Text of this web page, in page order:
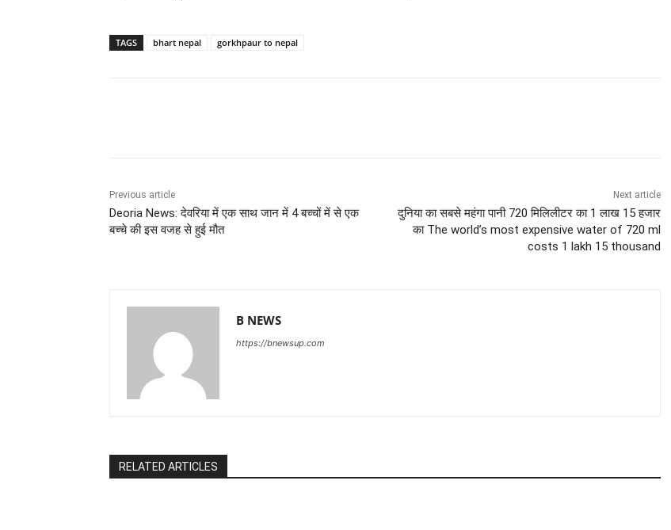
TAGS bhart nepal gorkhpaur to nepal
Previous article
Deoria News: देवरिया में एक साथ जान में 4 बच्चों में से एक
बच्चे की इस वजह से हुई मौत
Next article
दुनिया का सबसे महंगा पानी 720 मिलिलीटर का 1 लाख 15 हजार
का The world’s most expensive water of 720 ml
costs 1 lakh 15 thousand
B NEWS
https://bnewsup.com
RELATED ARTICLES